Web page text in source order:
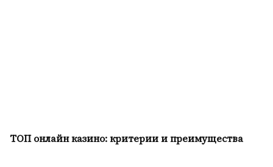
ТОП онлайн казино: критерии и преимущества